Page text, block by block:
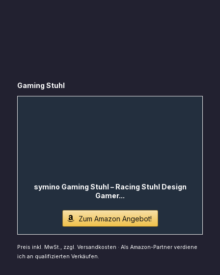
Gaming Stuhl
symino Gaming Stuhl – Racing Stuhl Design
Gamer...
Zum Amazon Angebot!
Preis inkl. MwSt., zzgl. Versandkosten · Als Amazon-Partner verdiene
ich an qualifizierten Verkäufen.